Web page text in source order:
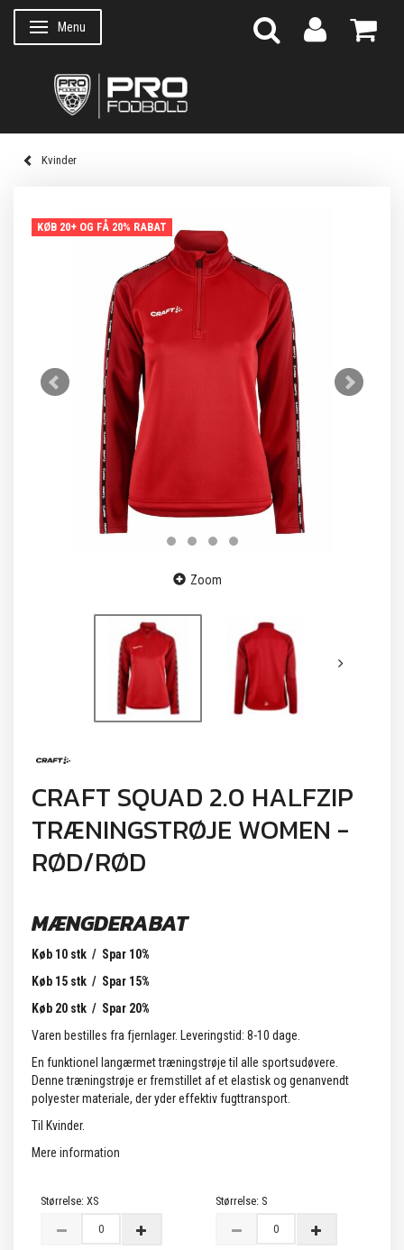
Skifte navigation
Menu
Kvinder
KØB 20+ OG FÅ 20% RABAT
Zoom
CRAFT SQUAD 2.0 HALFZIP
TRÆNINGSTRØJE WOMEN -
RØD/RØD
MÆNGDERABAT
Køb 10 stk / Spar 10%
Køb 15 stk / Spar 15%
Køb 20 stk / Spar 20%
Varen bestilles fra fjernlager. Leveringstid: 8-10 dage.
En funktionel langærmet træningstrøje til alle sportsudøvere.
Denne træningstrøje er fremstillet af et elastisk og genanvendt
polyester materiale, der yder effektiv fugttransport.
Til Kvinder.
Mere information
Størrelse: XS Størrelse: S